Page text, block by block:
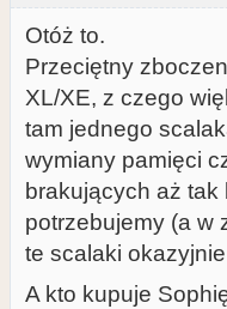
Otóż to.
Przeciętny
XL/XE, z czego
tam jednego
wymiany pamięci
brakujących aż
potrzebujemy (a w
te scalaki
A kto kupuje